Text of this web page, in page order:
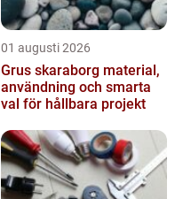
01 augusti 2026
Grus skaraborg material,
användning och smarta
val för hållbara projekt